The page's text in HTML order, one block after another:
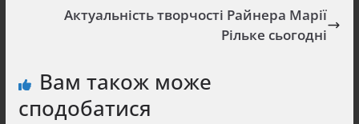
Актуальність творчості Райнера Марії
Рільке сьогодні
Вам також може
сподобатися